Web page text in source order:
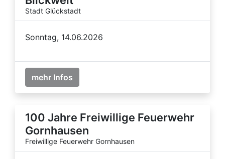
Stadt Glückstadt
Sonntag, 14.06.2026
mehr Infos
100 Jahre Freiwillige Feuerwehr
Gornhausen
Freiwillige Feuerwehr Gornhausen